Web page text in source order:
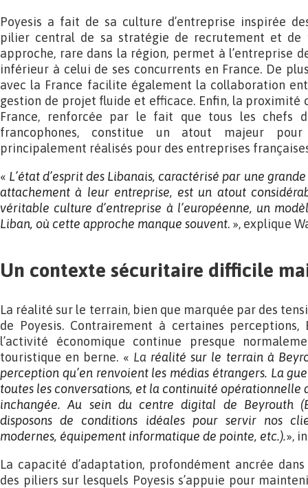
Poyesis a fait de sa culture d’entreprise inspirée
pilier central de sa stratégie de recrutement et de
approche, rare dans la région, permet à l’entreprise
inférieur à celui de ses concurrents en France. De
avec la France facilite également la collaboration
gestion de projet fluide et efficace. Enfin, la
France, renforcée par le fait que tous les chefs
francophones, constitue un atout majeur
principalement réalisés pour des entreprises
« L’état d’esprit des Libanais, caractérisé par une grande
attachement à leur entreprise, est un atout
véritable cultured’entreprise à l’européenne, un
Liban, où cette approche manque souvent. », explique
Un contexte sécuritaire difficile
La réalité sur le terrain, bien que marquée par des
de Poyesis. Contrairement à certaines
l’activité économique continue presque
touristique en berne. « La réalité sur le terrain à
perception qu’en renvoient les médias étrangers. La
toutes les conversations, et la continuité opérationnelle
inchangée. Au sein du centre digital de Beyrouth
disposons de conditions idéales pour servir nos
modernes, équipement informatique de pointe, etc.).»,
La capacité d’adaptation, profondément ancrée
des piliers sur lesquels Poyesis s’appuie pour